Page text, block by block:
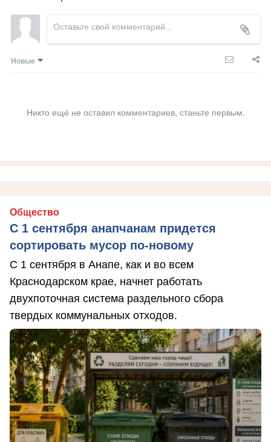
Новые
Никто ещё не оставил комментариев, станьте первым.
Общество
С 1 сентября анапчанам придется
сортировать мусор по-новому
С 1 сентября в Анапе, как и во всем
Краснодарском крае, начнет работать
двухпоточная система раздельного сбора
твердых коммунальных отходов.